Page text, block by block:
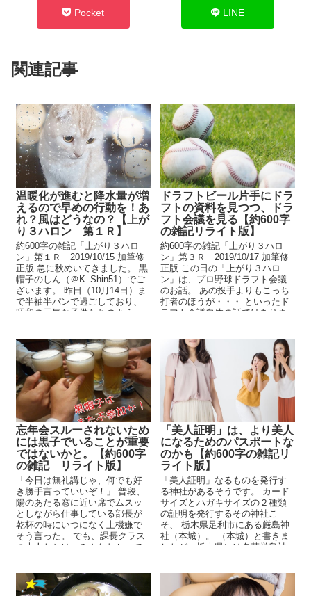
Pocket LINE
関連記事
温暖化が進むと降水量が増
えるので早めの行動を！あ
れ？風はどうなの？【上が
り３ハロン 第１Ｒ】
約600字の雑記「上がり３ハロ
ン」第１Ｒ 2019/10/15 加筆修
正版 急に秋めいてきました。 黒
帽子のしん（＠K_Shin51）でご
ざいます。 昨日（10月14日）ま
で半袖半パンで過ごしており、
昭和の元気な子供たちのよう...
ドラフトビール片手にドラ
フトの資料を見つつ、ドラ
フト会議を見る【約600字
の雑記リライト版】
約600字の雑記「上がり３ハロ
ン」第３Ｒ 2019/10/17 加筆修
正版 この日の「上がり３ハロ
ン」は、プロ野球ドラフト会議
のお話。 あの投手よりもこっち
打者のほうが・・・ といったド
ラフト会議自体の話ではありま
忘年会スルーされないため
には黒子でいることが重要
ではないかと。【約600字
の雑記 リライト版】
「今日は無礼講じゃ、何でも好
き勝手言っていいぞ！」 普段、
陽のあたる窓に近い席でムスッ
としながら仕事している部長が
乾杯の時にいつになく上機嫌で
そう言った。 でも、課長クラス
の大人たちは、みんなわかって
「美人証明」は、より美人
になるためのパスポートな
のかも【約600字の雑記リ
ライト版】
「美人証明」なるものを発行す
る神社があるそうです。 カード
サイズとハガキサイズの２種類
の証明を発行するその神社こ
そ、 栃木県足利市にある厳島神
社（本城）。 （本城）と書きま
したが、栃木県には名草厳島神